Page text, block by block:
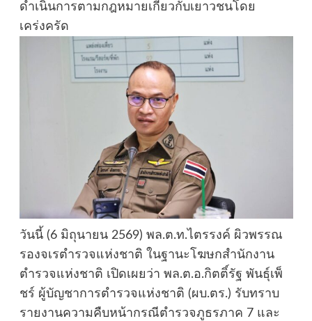
ดำเนินการตามกฎหมายเกี่ยวกับเยาวชนโดย
เคร่งครัด
วันนี้ (6 มิถุนายน 2569) พล.ต.ท.ไตรรงค์ ผิวพรรณ
รองจเรตำรวจแห่งชาติ ในฐานะโฆษกสำนักงาน
ตำรวจแห่งชาติ เปิดเผยว่า พล.ต.อ.กิตติ์รัฐ พันธุ์เพ็
ชร์ ผู้บัญชาการตำรวจแห่งชาติ (ผบ.ตร.) รับทราบ
รายงานความคืบหน้ากรณีตำรวจภูธรภาค 7 และ